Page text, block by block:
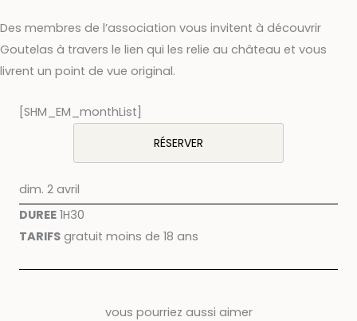
Des membres de l’association vous invitent à découvrir
Goutelas à travers le lien qui les relie au château et vous
livrent un point de vue original.
[SHM_EM_monthList]
RÉSERVER
dim. 2 avril
DUREE 1H30
TARIFS gratuit moins de 18 ans
vous pourriez aussi aimer